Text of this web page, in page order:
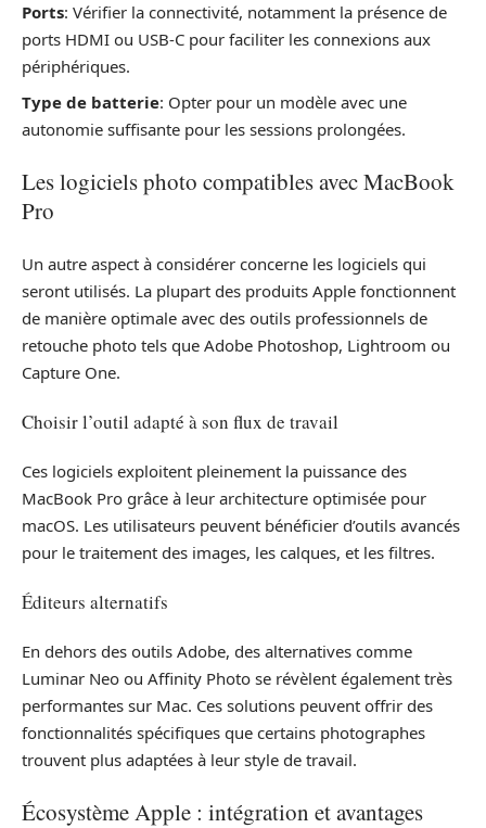
Ports: Vérifier la connectivité, notamment la présence de
ports HDMI ou USB-C pour faciliter les connexions aux
périphériques.
Type de batterie: Opter pour un modèle avec une
autonomie suffisante pour les sessions prolongées.
Les logiciels photo compatibles avec MacBook
Pro
Un autre aspect à considérer concerne les logiciels qui
seront utilisés. La plupart des produits Apple fonctionnent
de manière optimale avec des outils professionnels de
retouche photo tels que Adobe Photoshop, Lightroom ou
Capture One.
Choisir l’outil adapté à son flux de travail
Ces logiciels exploitent pleinement la puissance des
MacBook Pro grâce à leur architecture optimisée pour
macOS. Les utilisateurs peuvent bénéficier d’outils avancés
pour le traitement des images, les calques, et les filtres.
Éditeurs alternatifs
En dehors des outils Adobe, des alternatives comme
Luminar Neo ou Affinity Photo se révèlent également très
performantes sur Mac. Ces solutions peuvent offrir des
fonctionnalités spécifiques que certains photographes
trouvent plus adaptées à leur style de travail.
Écosystème Apple : intégration et avantages